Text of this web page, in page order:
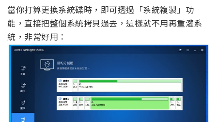
當你打算更換系統碟時，即可透過「系統複製」功
能，直接把整個系統拷貝過去，這樣就不用再重灌系
統，非常好用：